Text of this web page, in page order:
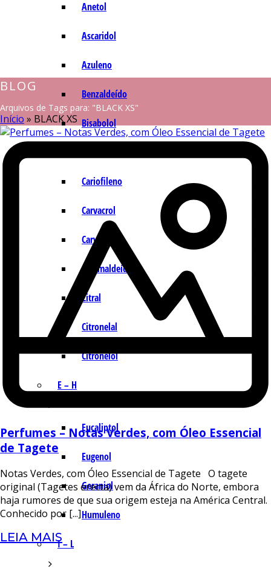
Anetol
Ascaridol
Azuleno
Benzaldeído
Bisabolol
Cariofileno
Carvacrol
Carvona
Cinamaldeído
Citral
Citronelal
Citronelol
E – H
Eucaliptol
Eugenol
Geraniol
Humuleno
I – L
BLOG
Arquivos de Tags para: "BLACK XS"
Início » BLACK XS
Perfumes – Notas Verdes, com Óleo Essencial
de Tagete
Notas Verdes, com Óleo Essencial de Tagete O tagete
original (Tagetes erecta) vem da África do Norte, embora
haja rumores de que sua origem esteja na América Central.
Conhecido por [...]
LEIA MAIS